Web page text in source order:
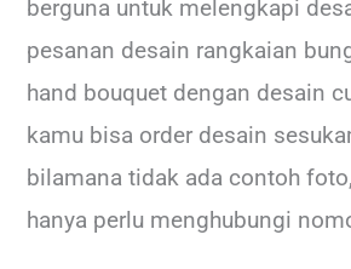
berguna untuk melengkapi
pesanan desain rangkaian
hand bouquet dengan desain
kamu bisa order desain
bilamana tidak ada contoh
hanya perlu menghubungi